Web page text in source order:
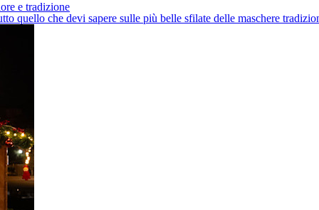
e tradizione
quello che devi sapere sulle più belle sfilate delle maschere